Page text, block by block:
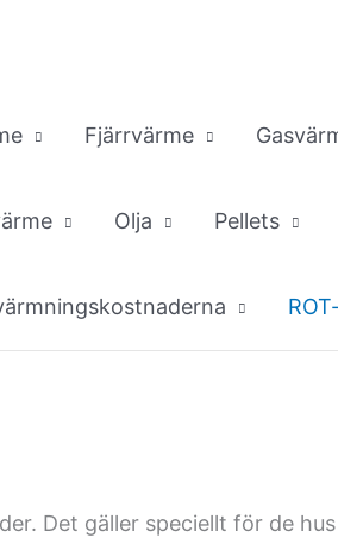
Fjärrvärme
Olja Pellets
Det gäller speciellt för de